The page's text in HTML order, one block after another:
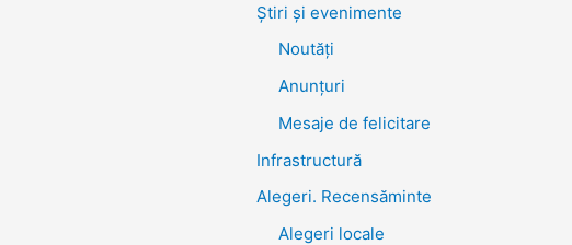
Știri şi evenimente
Noutăţi
Anunţuri
Mesaje de felicitare
Infrastructură
Alegeri. Recensăminte
Alegeri locale